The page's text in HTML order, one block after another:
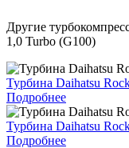
Другие
1,0 Turbo (G100)
Турбина Daihatsu
Подробнее
Турбина Daihatsu
Подробнее